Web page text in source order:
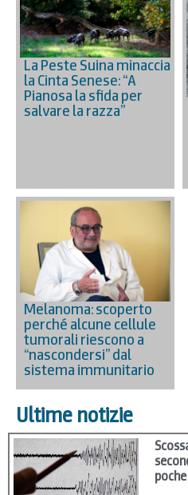
La Peste Suina minaccia
la Cinta Senese: “A
Pianosa la sfida per
salvare la razza”
Melanoma: scoperto
perché alcune cellule
tumorali riescono a
“nascondersi” dal
sistema immunitario
Ultime notizie